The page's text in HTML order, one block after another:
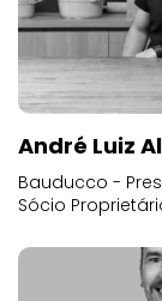
André Luiz
Bauducco -
Sócio